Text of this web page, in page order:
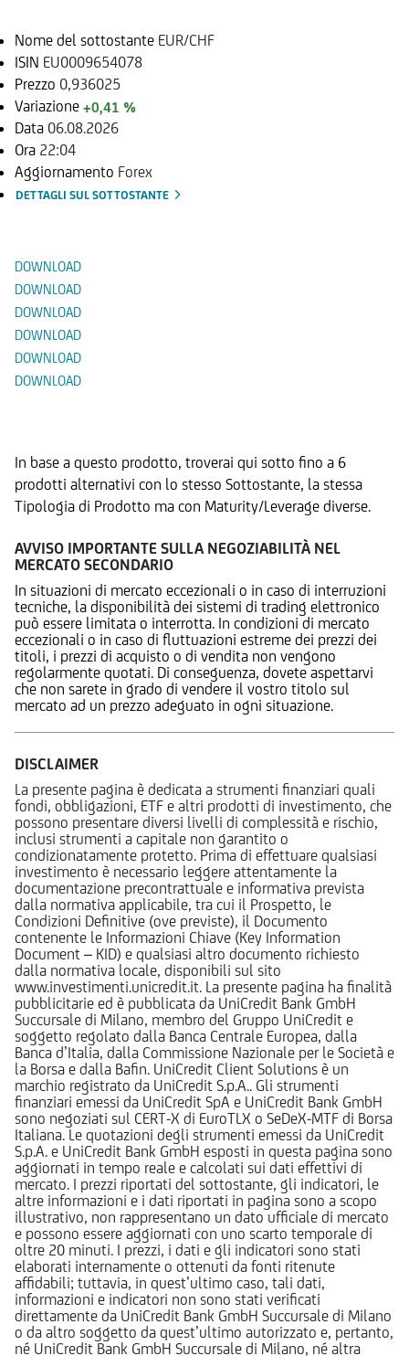
Nome del sottostante EUR/CHF
ISIN EU0009654078
Prezzo 0,936025
Variazione +0,41 %
Data 06.08.2026
Ora 22:04
Aggiornamento Forex
DETTAGLI SUL SOTTOSTANTE
DOWNLOAD
DOWNLOAD
DOWNLOAD
DOWNLOAD
DOWNLOAD
DOWNLOAD
In base a questo prodotto, troverai qui sotto fino a 6
prodotti alternativi con lo stesso Sottostante, la stessa
Tipologia di Prodotto ma con Maturity/Leverage diverse.
AVVISO IMPORTANTE SULLA NEGOZIABILITÀ NEL
MERCATO SECONDARIO
In situazioni di mercato eccezionali o in caso di interruzioni
tecniche, la disponibilità dei sistemi di trading elettronico
può essere limitata o interrotta. In condizioni di mercato
eccezionali o in caso di fluttuazioni estreme dei prezzi dei
titoli, i prezzi di acquisto o di vendita non vengono
regolarmente quotati. Di conseguenza, dovete aspettarvi
che non sarete in grado di vendere il vostro titolo sul
mercato ad un prezzo adeguato in ogni situazione.
DISCLAIMER
La presente pagina è dedicata a strumenti finanziari quali
fondi, obbligazioni, ETF e altri prodotti di investimento, che
possono presentare diversi livelli di complessità e rischio,
inclusi strumenti a capitale non garantito o
condizionatamente protetto. Prima di effettuare qualsiasi
investimento è necessario leggere attentamente la
documentazione precontrattuale e informativa prevista
dalla normativa applicabile, tra cui il Prospetto, le
Condizioni Definitive (ove previste), il Documento
contenente le Informazioni Chiave (Key Information
Document – KID) e qualsiasi altro documento richiesto
dalla normativa locale, disponibili sul sito
www.investimenti.unicredit.it. La presente pagina ha finalità
pubblicitarie ed è pubblicata da UniCredit Bank GmbH
Succursale di Milano, membro del Gruppo UniCredit e
soggetto regolato dalla Banca Centrale Europea, dalla
Banca d’Italia, dalla Commissione Nazionale per le Società e
la Borsa e dalla Bafin. UniCredit Client Solutions è un
marchio registrato da UniCredit S.p.A.. Gli strumenti
finanziari emessi da UniCredit SpA e UniCredit Bank GmbH
sono negoziati sul CERT-X di EuroTLX o SeDeX-MTF di Borsa
Italiana. Le quotazioni degli strumenti emessi da UniCredit
S.p.A. e UniCredit Bank GmbH esposti in questa pagina sono
aggiornati in tempo reale e calcolati sui dati effettivi di
mercato. I prezzi riportati del sottostante, gli indicatori, le
altre informazioni e i dati riportati in pagina sono a scopo
illustrativo, non rappresentano un dato ufficiale di mercato
e possono essere aggiornati con uno scarto temporale di
oltre 20 minuti. I prezzi, i dati e gli indicatori sono stati
elaborati internamente o ottenuti da fonti ritenute
affidabili; tuttavia, in quest’ultimo caso, tali dati,
informazioni e indicatori non sono stati verificati
direttamente da UniCredit Bank GmbH Succursale di Milano
o da altro soggetto da quest’ultimo autorizzato e, pertanto,
né UniCredit Bank GmbH Succursale di Milano, né altra